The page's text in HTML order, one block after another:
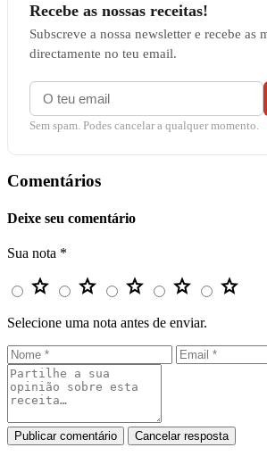
Recebe as nossas receitas!
Subscreve a nossa newsletter e recebe as
directamente no teu email.
Sem spam. Podes cancelar a qualquer momento.
Comentários
Deixe seu comentário
Sua nota *
star star star star star
Selecione uma nota antes de enviar.
Publicar comentário Cancelar resposta